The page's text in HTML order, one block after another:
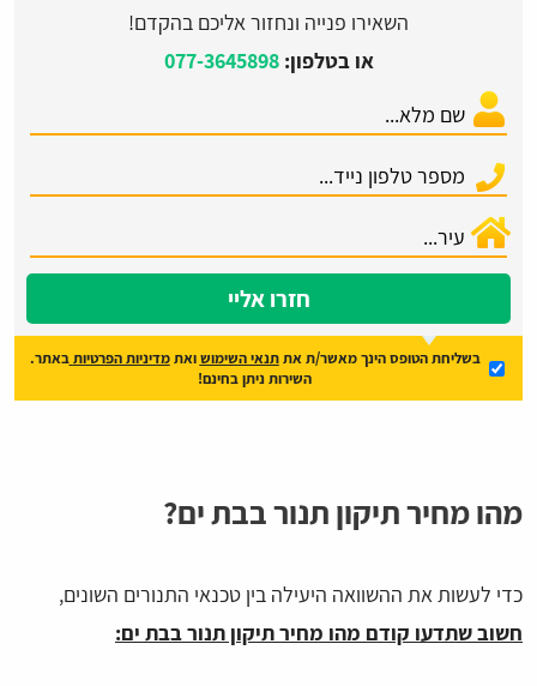
השאירו פנייה ונחזור אליכם בהקדם!
או בטלפון:077-3645898
חזרו אליי
בשליחת הטופס הינך מאשר/ת אתתנאי השימושואתמדיניות הפרטיות באתר.
השירות ניתן בחינם!
מהו מחיר תיקון תנור בבת ים?
כדי לעשות את ההשוואה היעילה בין טכנאי התנורים השונים,
חשוב שתדעו קודם מהו מחיר תיקון תנור בבת ים: